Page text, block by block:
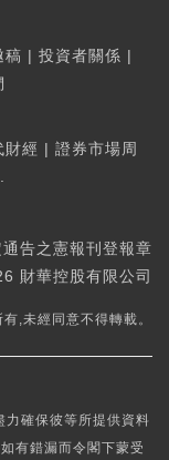
稿 | 投資者關係 |
財經 | 證券市場周
告之憲報刊登報章
財華控股有限公司
,未經同意不得轉載。
力確保彼等所提供資料
有錯漏而令閣下蒙受